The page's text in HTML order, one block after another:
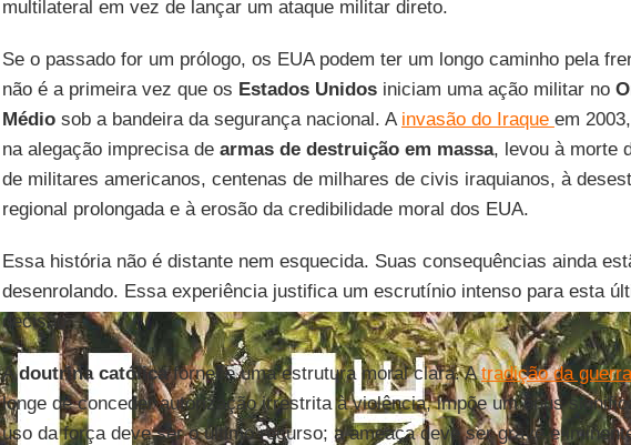
multilateral em vez de lançar um ataque militar direto.
Se o passado for um prólogo, os EUA podem ter um longo caminho pela
não é a primeira vez que os Estados Unidosiniciam uma ação militar no
Médiosob a bandeira da segurança nacional. A invasão do Iraque em
na alegação imprecisa de armas de destruição em massa, levou à morte
de militares americanos, centenas de milhares de civis iraquianos, à
regional prolongada e à erosão da credibilidade moral dos EUA.
Essa história não é distante nem esquecida. Suas consequências ainda
desenrolando. Essa experiência justifica um escrutínio intenso para esta
decisão.
Adoutrina católicafornece uma estrutura moral clara. Atradição da
longe de conceder autorização irrestrita à violência, impõe um ônus
uso da força deve ser o último recurso; a ameaça deve ser grave e